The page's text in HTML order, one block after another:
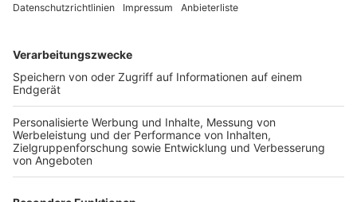
TOP-VEREINE
TOP-PARTNER